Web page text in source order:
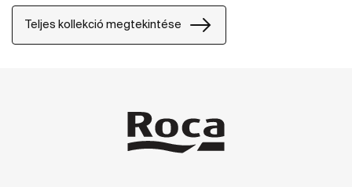
alkalmazkodik.
Teljes kollekció megtekintése